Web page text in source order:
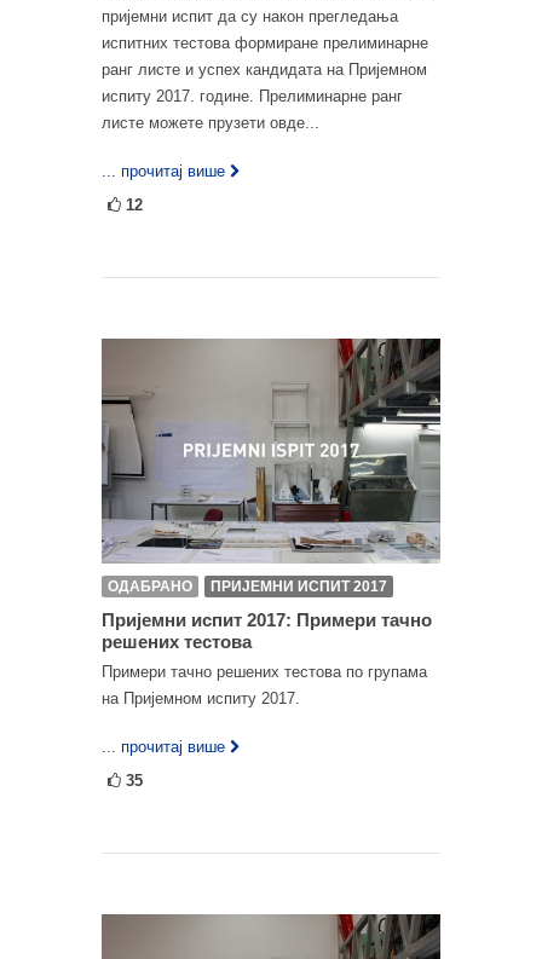
пријемни испит да су након прегледања
испитних тестова формиране прелиминарне
ранг листе и успех кандидата на Пријемном
испиту 2017. године. Прелиминарне ранг
листе можете прузети овде...
... прочитај више
12
ОДАБРАНО ПРИЈЕМНИ ИСПИТ 2017
Пријемни испит 2017: Примери тачно
решених тестова
Примери тачно решених тестова по групама
на Пријемном испиту 2017.
... прочитај више
35